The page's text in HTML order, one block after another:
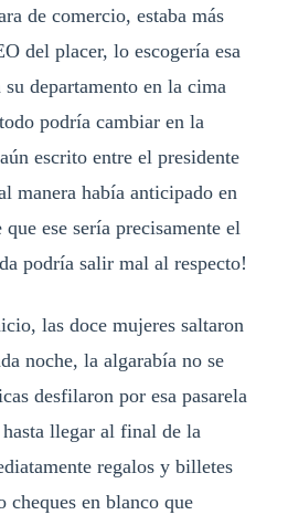
de comercio, estaba más
del placer, lo escogería esa
departamento en la cima
podría cambiar en la
escrito entre el presidente
manera había anticipado en
ese sería precisamente el
podría salir mal al respecto!
las doce mujeres saltaron
noche, la algarabía no se
desfilaron por esa pasarela
llegar al final de la
regalos y billetes
cheques en blanco que